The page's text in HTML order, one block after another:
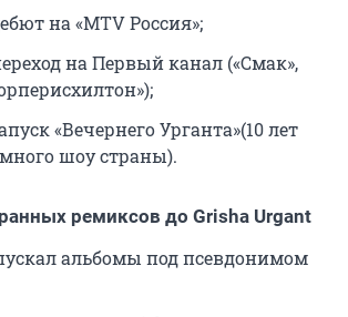
на «MTV Россия»;
на Первый канал («Смак»,
«Вечернего Урганта»(10 лет
шоу страны).
ремиксов до Grisha Urgant
альбомы под псевдонимом